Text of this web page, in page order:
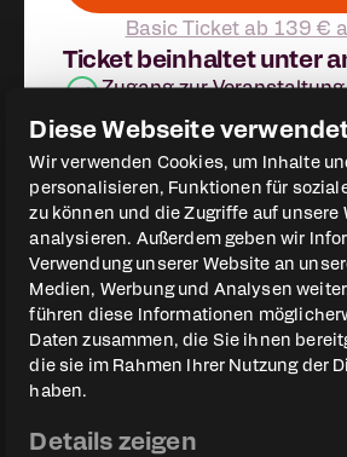
Diese Webseite
Wir verwenden Cookies, um Inhalte
personalisieren, Funktionen für
zu können und die Zugriffe auf unsere
analysieren. Außerdem geben wir
Verwendung unserer Website an
Medien, Werbung und Analysen
führen diese Informationen
Daten zusammen, die Sie ihnen
die sie im Rahmen Ihrer Nutzung der
haben.
Details zeigen
Basic Ticket ab 139 €
Ticket beinhaltet unter
Zugang zur
Vorträgen an beiden Tagen
Zugang zur
All-Inclusive VIP Catering
Zugang zu exklusiven
"Es ist so verrückt
auf die Beine
Einfach nur